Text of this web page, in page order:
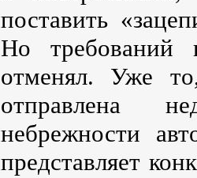
поставить
Но
отменял. Уже
отправлена
небрежности
представляет